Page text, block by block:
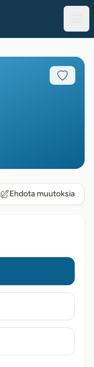
Ehdota muutoksia